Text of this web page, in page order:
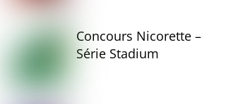
Concours Nicorette –
Série Stadium